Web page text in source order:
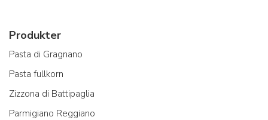
Produkter
Pasta di Gragnano
Pasta fullkorn
Zizzona di Battipaglia
Parmigiano Reggiano